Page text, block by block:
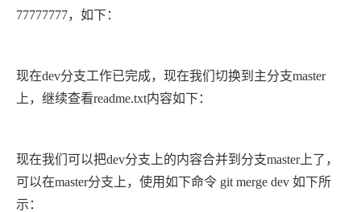
77777777，如下：
现在dev分支工作已完成，现在我们切换到主分支master
上，继续查看readme.txt内容如下：
现在我们可以把dev分支上的内容合并到分支master上了，
可以在master分支上，使用如下命令 git merge dev 如下所
示：